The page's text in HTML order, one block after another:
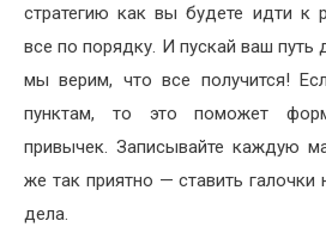
стратегию как вы будете идти к
все по порядку. И пускай ваш путь
мы верим, что все получится!
пунктам, то это поможет
привычек. Записывайте каждую
же так приятно — ставить галочки
дела.